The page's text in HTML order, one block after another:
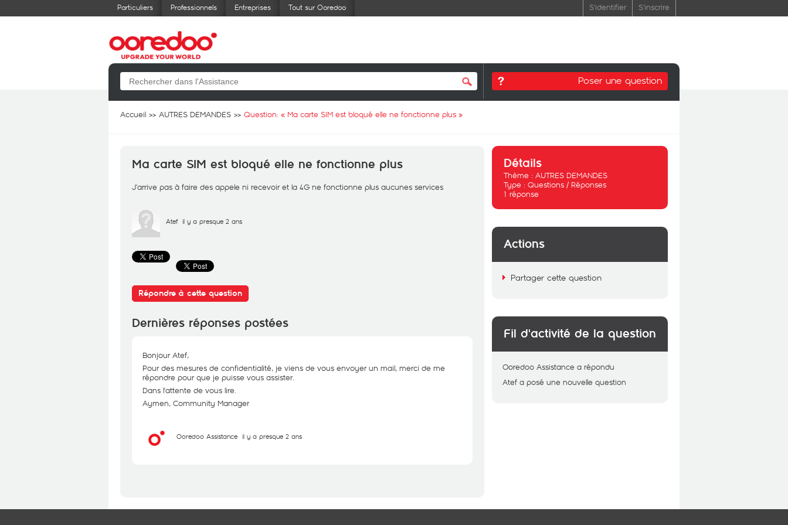
Particuliers Professionnels Entreprises Tout sur Ooredoo S'identifier S'inscrire
Poser une question
Accueil AUTRES DEMANDES Question: « Ma carte SIM est bloqué elle ne fonctionne plus »
Ma carte SIM est bloqué elle ne fonctionne plus
J’arrive pas à faire des appele ni recevoir et la 4G ne fonctionne plus aucunes services
Atef il y a presque 2 ans
Répondre à cette question
Dernières réponses postées
Bonjour Atef,
Pour des mesures de confidentialité, je viens de vous envoyer un mail, merci de me
répondre pour que je puisse vous assister.
Dans l'attente de vous lire.
Aymen, Community Manager
Ooredoo Assistance il y a presque 2 ans
Détails
Thème : AUTRES DEMANDES
Type : Questions / Réponses
1 réponse
Actions
Partager cette question
Fil d'activité de la question
Ooredoo Assistance a répondu
Atef a posé une nouvelle question